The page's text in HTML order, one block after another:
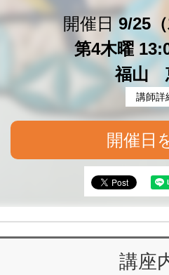
開催日9/25
第4木曜
福山
講師詳
開催日
講座